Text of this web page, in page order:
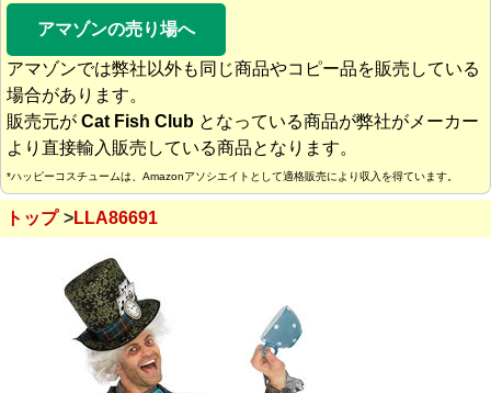
アマゾンの売り場へ
アマゾンでは弊社以外も同じ商品やコピー品を販売している
場合があります。
販売元が Cat Fish Club となっている商品が弊社がメーカー
より直接輸入販売している商品となります。
*ハッピーコスチュームは、Amazonアソシエイトとして適格販売により収入を得ています。
トップ LLA86691